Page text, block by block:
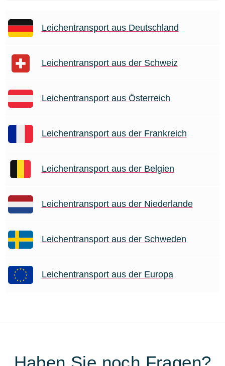
Leichentransport aus Deutschland
Leichentransport aus der Schweiz
Leichentransport aus Österreich
Leichentransport aus der Frankreich
Leichentransport aus der Belgien
Leichentransport aus der Niederlande
Leichentransport aus der Schweden
Leichentransport aus der Europa